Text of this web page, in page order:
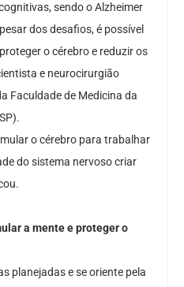
sendo o Alzheimer
dos desafios, é possível
o cérebro e reduzir os
e neurocirurgião
Faculdade de Medicina da
o cérebro para trabalhar
do sistema nervoso criar
a mente e proteger o
planejadas e se oriente pela